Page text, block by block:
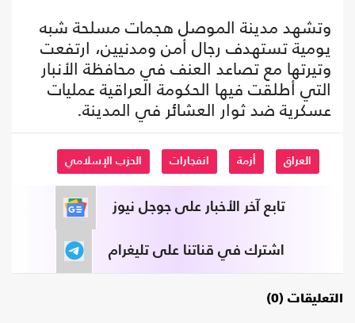
وتشهد مدينة الموصل هجمات مسلحة شبه
يومية تستهدف رجال أمن ومدنيين، ارتفعت
وتيرتها مع تصاعد العنف في محافظة الأنبار
التي أطلقت فيها الحكومة العراقية عمليات
عسكرية ضد ثوار العشائر في المدينة.
العراق أزمة انفجارات الحزب الإسلامي
تابع آخر الأخبار على جوجل نيوز
اشترك في قناتنا على تليغرام
التعليقات (0)